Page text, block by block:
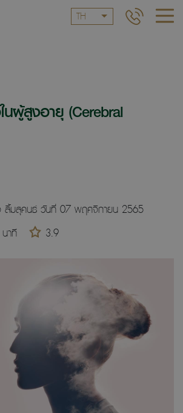
TH
ผู้สูงอายุ (Cerebral
มสุคนธ์ วันที่ 07 พฤศจิกายน 2565
าที
3.9